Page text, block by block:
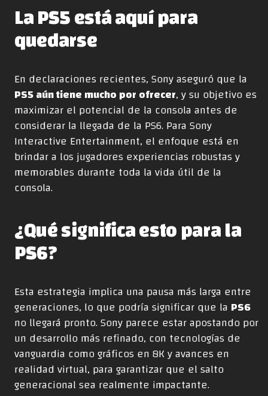
La PS5 está aquí para
quedarse
En declaraciones recientes, Sony aseguró que la
PS5aún tiene mucho por ofrecer, y su objetivo es
maximizar el potencial de la consola antes de
considerar la llegada de la PS6. Para Sony
Interactive Entertainment, el enfoque está en
brindar a los jugadores experiencias robustas y
memorables durante toda la vida útil de la
consola.
¿Qué significa esto para la
PS6?
Esta estrategia implica una pausa más larga entre
generaciones, lo que podría significar que la PS6
no llegará pronto. Sony parece estar apostando por
un desarrollo más refinado, con tecnologías de
vanguardia como gráficos en 8K y avances en
realidad virtual, para garantizar que el salto
generacional sea realmente impactante.